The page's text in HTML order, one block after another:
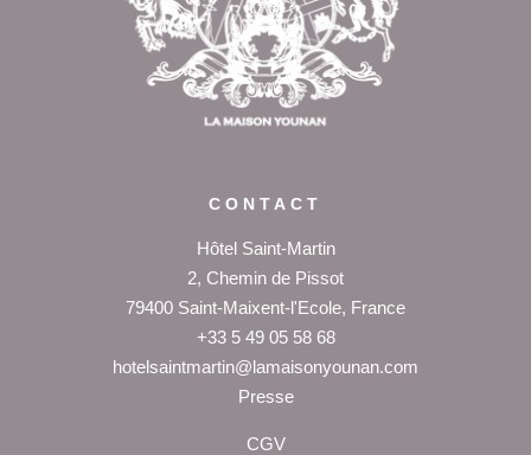
CONTACT
Hôtel Saint-Martin
2, Chemin de Pissot
79400 Saint-Maixent-l'Ecole, France
+33 5 49 05 58 68
hotelsaintmartin@lamaisonyounan.com
Presse
CGV